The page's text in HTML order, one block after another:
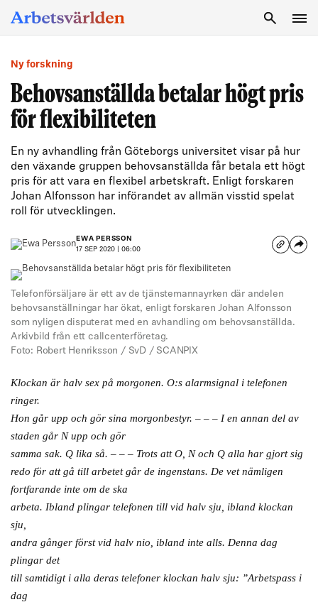
Ny forskning
Behovsanställda betalar högt pris
för flexibiliteten
En ny avhandling från Göteborgs universitet visar på hur
den växande gruppen behovsanställda får betala ett högt
pris för att vara en flexibel arbetskraft. Enligt forskaren
Johan Alfonsson har införandet av allmän visstid spelat
roll för utvecklingen.
EWA PERSSON
17 SEP 2020 | 06:00
Telefonförsäljare är ett av de tjänstemannayrken där andelen
behovsanställningar har ökat, enligt forskaren Johan Alfonsson
som nyligen disputerat med en avhandling om behovsanställda.
Arkivbild från ett callcenterföretag.
Foto: Robert Henriksson / SvD / SCANPIX
Klockan är halv sex på morgonen. O:s alarmsignal i telefonen
ringer.
Hon går upp och gör sina morgonbestyr. – – – I en annan del av
staden går N upp och gör
samma sak. Q lika så. – – – Trots att O, N och Q alla har gjort sig
redo för att gå till arbetet går de ingenstans. De vet nämligen
fortfarande inte om de ska
arbeta. Ibland plingar telefonen till vid halv sju, ibland klockan
sju,
andra gånger först vid halv nio, ibland inte alls. Denna dag
plingar det
till samtidigt i alla deras telefoner klockan halv sju: ”Arbetspass i
dag